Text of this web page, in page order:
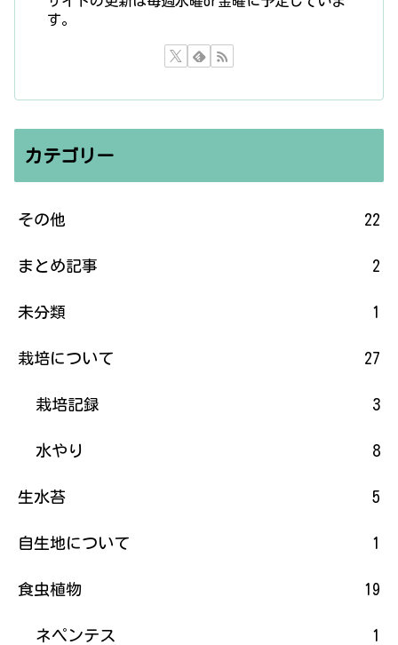
す。
カテゴリー
その他 22
まとめ記事 2
未分類 1
栽培について 27
栽培記録 3
水やり 8
生水苔 5
自生地について 1
食虫植物 19
ネペンテス 1